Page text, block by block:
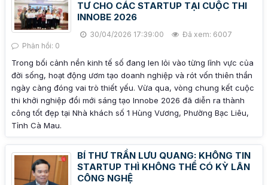
TƯ CHO CÁC STARTUP TẠI CUỘC THI
INNOBE 2026
30/04/2026 17:39:00
Đã xem: 6007
Phản hồi: 0
Trong bối cảnh nền kinh tế số đang len lỏi vào từng lĩnh vực của
đời sống, hoạt động ươm tạo doanh nghiệp và rót vốn thiên thần
ngày càng đóng vai trò thiết yếu. Vừa qua, vòng chung kết cuộc
thi khởi nghiệp đổi mới sáng tạo Innobe 2026 đã diễn ra thành
công tốt đẹp tại Nhà khách số 1 Hùng Vương, Phường Bạc Liêu,
Tỉnh Cà Mau.
BÍ THƯ TRẦN LƯU QUANG: KHÔNG TIN
STARTUP THÌ KHÔNG THỂ CÓ KỲ LÂN
CÔNG NGHỆ